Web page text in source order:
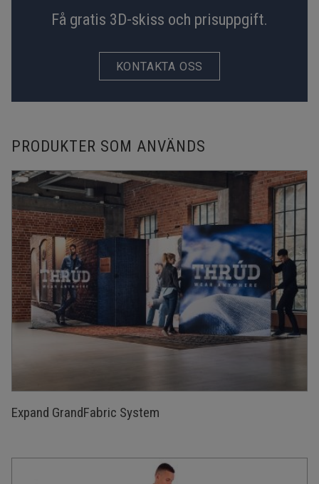
Få gratis 3D-skiss och prisuppgift.
KONTAKTA OSS
PRODUKTER SOM ANVÄNDS
Expand GrandFabric System